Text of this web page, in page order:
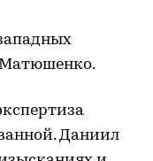
Матюшенко.
Даниил